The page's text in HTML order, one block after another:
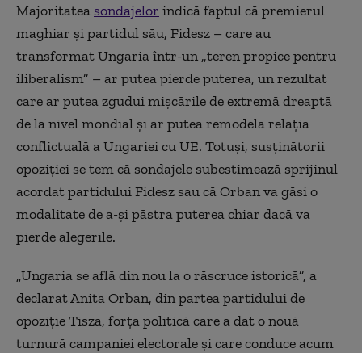
Majoritatea sondajelor indică faptul că premierul
maghiar și partidul său, Fidesz – care au
transformat Ungaria într-un „teren propice pentru
iliberalism” – ar putea pierde puterea, un rezultat
care ar putea zgudui mișcările de extremă dreaptă
de la nivel mondial și ar putea remodela relația
conflictuală a Ungariei cu UE. Totuși, susținătorii
opoziției se tem că sondajele subestimează sprijinul
acordat partidului Fidesz sau că Orban va găsi o
modalitate de a-și păstra puterea chiar dacă va
pierde alegerile.
„Ungaria se află din nou la o răscruce istorică”, a
declarat Anita Orban, din partea partidului de
opoziție Tisza, forța politică care a dat o nouă
turnură campaniei electorale și care conduce acum